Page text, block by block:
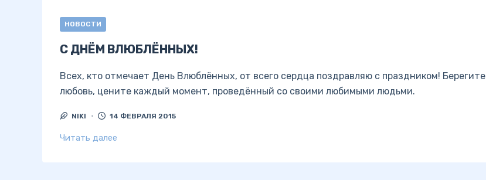
НОВОСТИ
С ДНЁМ ВЛЮБЛЁННЫХ!
Всех, кто отмечает День Влюблённых, от всего сердца поздравляю с праздником! Берегите
любовь, цените каждый момент, проведённый со своими любимыми людьми.
NIKI 14 ФЕВРАЛЯ 2015
Читать далее